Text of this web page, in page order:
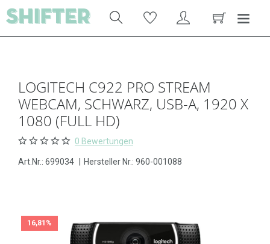
LOGITECH C922 PRO STREAM
WEBCAM, SCHWARZ, USB-A, 1920 X
1080 (FULL HD)
0 Bewertungen
Art.Nr.: 699034 Hersteller Nr.: 960-001088
16,81%